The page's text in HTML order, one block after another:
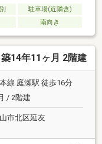
駐車場(近隣含)
南向き
14年11ヶ月 2階建
線 庭瀬駅 徒歩16分
/ 2階建
市北区延友